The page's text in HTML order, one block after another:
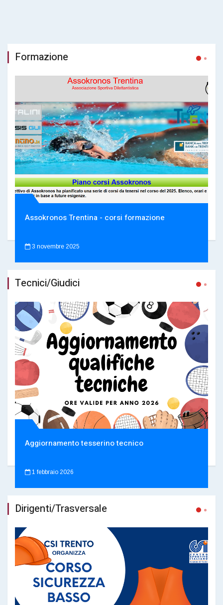
Formazione
Assokronos Trentina - corsi formazione
3 novembre 2025
Tecnici/Giudici
Aggiornamento tesserino tecnico
1 febbraio 2026
Dirigenti/Trasversale